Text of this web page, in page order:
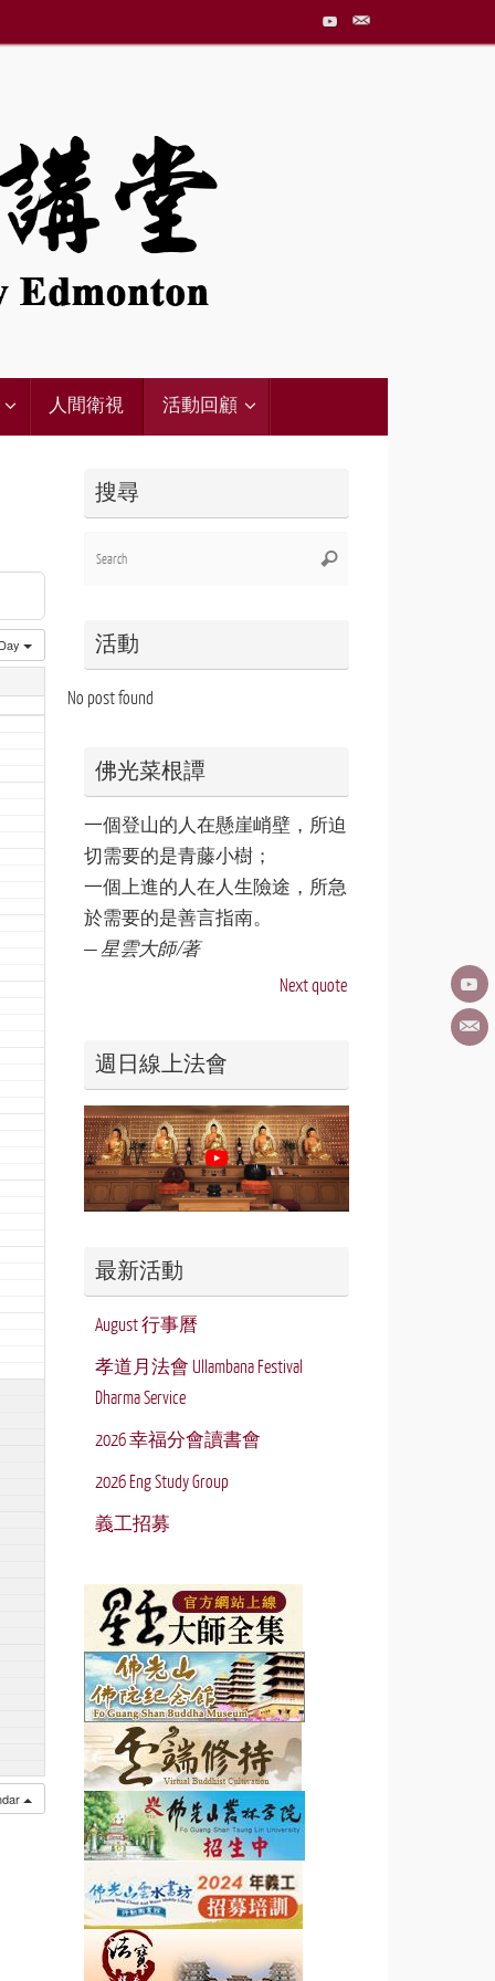
人間衛視 活動回顧
Day
搜尋
Search
活動
No post found
佛光菜根譚
一個登山的人在懸崖峭壁，所迫
切需要的是青藤小樹；
一個上進的人在人生險途，所急
於需要的是善言指南。
— 星雲大師/著
Next quote
週日線上法會
最新活動
August 行事曆
孝道月法會 Ullambana Festival
Dharma Service
2026 幸福分會讀書會
2026 Eng Study Group
義工招募